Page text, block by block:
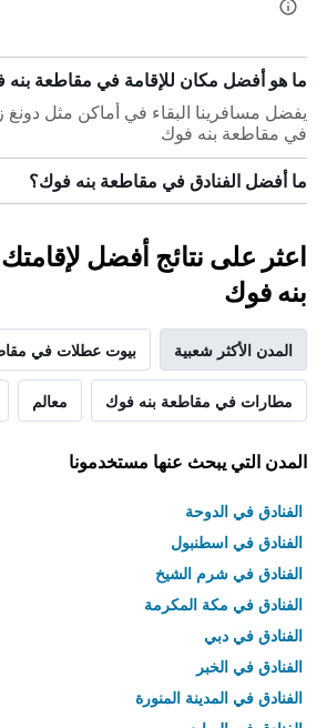
ما هو أفضل مكان للإقامة في مقاطعة بنه
يفضل مسافرينا البقاء في أماكن مثل دونغ
في مقاطعة بنه فوك
ما أفضل الفنادق في مقاطعة بنه فوك؟
اعثر على نتائج أفضل
بنه فوك
المدن الأكثر شعبية بيوت عطلات في
مطارات في مقاطعة بنه فوك معالم
المدن التي يبحث عنها مستخدمونا
الفنادق في الدوحة
الفنادق في اسطنبول
الفنادق في شرم الشيخ
الفنادق في مكة المكرمة
الفنادق في دبي
الفنادق في الخبر
الفنادق في المدينة المنورة